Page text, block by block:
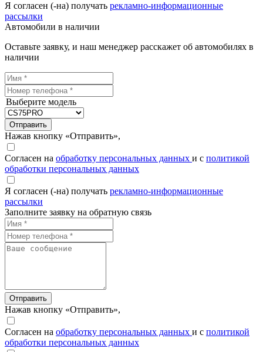
Я согласен (-на) получать рекламно-информационные
рассылки
Автомобили в наличии
Оставьте заявку, и наш менеджер расскажет об автомобилях в
наличии
Выберите модель
Отправить
Нажав кнопку «Отправить»,
Согласен на обработку персональных данных и с политикой
обработки персональных данных
Я согласен (-на) получать рекламно-информационные
рассылки
Заполните заявку на обратную связь
Отправить
Нажав кнопку «Отправить»,
Согласен на обработку персональных данных и с политикой
обработки персональных данных